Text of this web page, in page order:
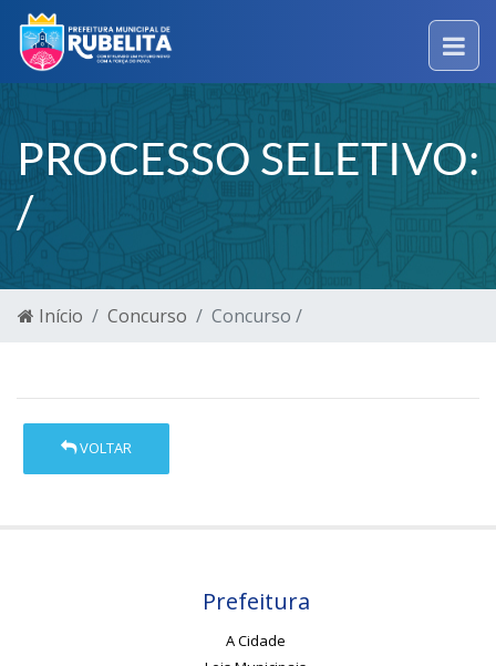
PROCESSO SELETIVO:
/
Início Concurso Concurso /
VOLTAR
Prefeitura
A Cidade